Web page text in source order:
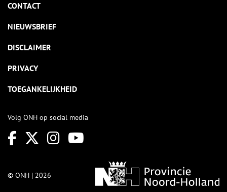
CONTACT
NIEUWSBRIEF
DISCLAIMER
PRIVACY
TOEGANKELIJKHEID
Volg ONH op social media
© ONH | 2026